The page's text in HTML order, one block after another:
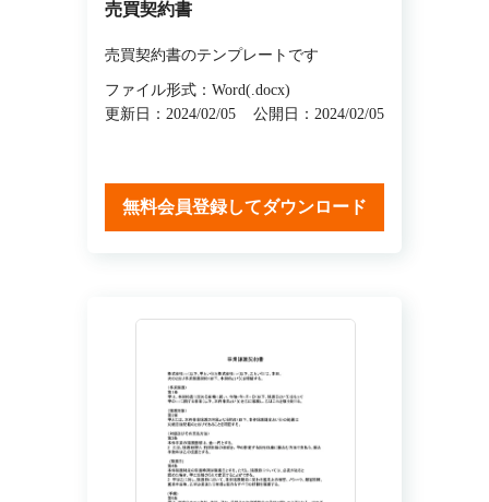
売買契約書
売買契約書のテンプレートです
ファイル形式：Word(.docx)
更新日：2024/02/05
公開日：2024/02/05
無料会員登録してダウンロード